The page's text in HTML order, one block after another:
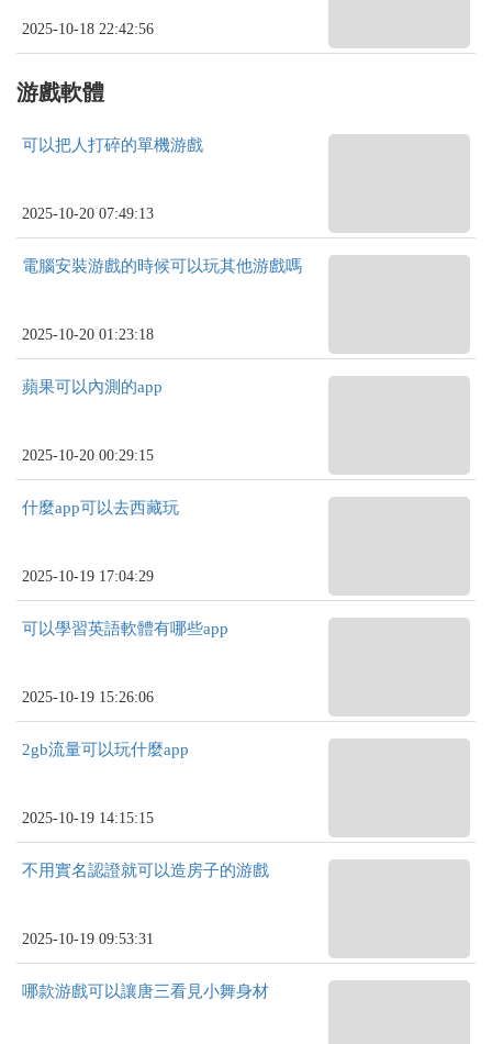
2025-10-18 22:42:56
游戲軟體
可以把人打碎的單機游戲
2025-10-20 07:49:13
電腦安裝游戲的時候可以玩其他游戲嗎
2025-10-20 01:23:18
蘋果可以內測的app
2025-10-20 00:29:15
什麼app可以去西藏玩
2025-10-19 17:04:29
可以學習英語軟體有哪些app
2025-10-19 15:26:06
2gb流量可以玩什麼app
2025-10-19 14:15:15
不用實名認證就可以造房子的游戲
2025-10-19 09:53:31
哪款游戲可以讓唐三看見小舞身材